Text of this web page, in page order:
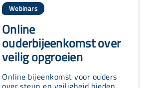
Webinars
Online
ouderbijeenkomst over
veilig opgroeien
Online bijeenkomst voor ouders